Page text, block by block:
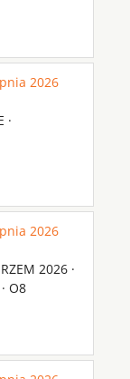
2026
·
2026
2026 ·
O8